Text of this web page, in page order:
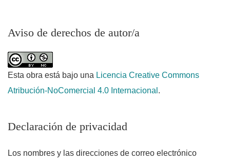
Aviso de derechos de autor/a
Esta obra está bajo una Licencia Creative Commons
Atribución-NoComercial 4.0 Internacional .
Declaración de privacidad
Los nombres y las direcciones de correo electrónico